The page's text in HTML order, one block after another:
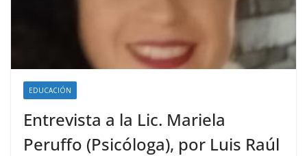
EDUCACIÓN
Entrevista a la Lic. Mariela
Peruffo (Psicóloga), por Luis Raúl